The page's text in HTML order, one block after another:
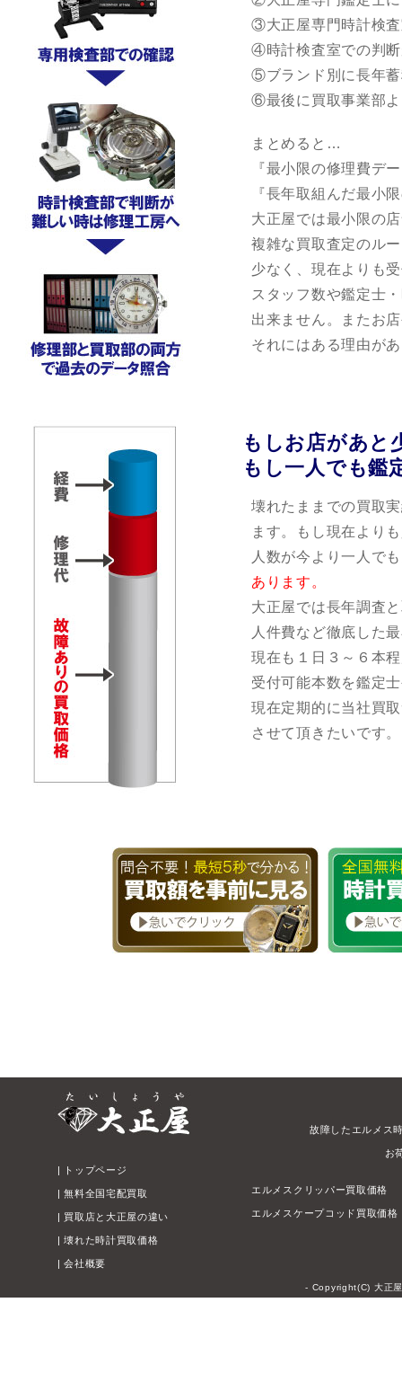
③大正屋専門時計検
④時計検査室での判
⑤ブランド別に長年
⑥最後に買取事業部
まとめると…
『最小限の修理費デ
『長年取組んだ最小
大正屋では最小限の
複雑な買取査定のル
少なく、現在よりも
スタッフ数や鑑定士
出来ません。またお
それにはある理由が
もしお店があ
もし一人でも鑑
壊れたままでの買取
ます。もし現在より
人数が今より一人で
あります。
大正屋では長年調査
人件費など徹底した
現在も１日３～６本
受付可能本数を鑑定
現在定期的に当社買
させて頂きたいです。
トップページ
|無料全国宅配買取
買取店と大正屋の違い
|壊れた時計買取価格
|会社概要
故障したエルメス
お
エルメスクリッパー買取価格
エルメスケープコッド買取価格
- Copyright(C) 大正